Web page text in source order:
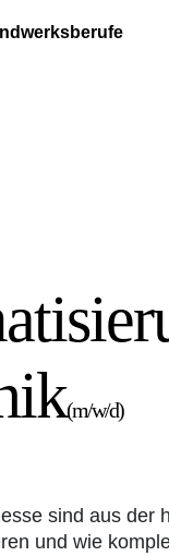
(m/w/d)
sind aus der
und wie